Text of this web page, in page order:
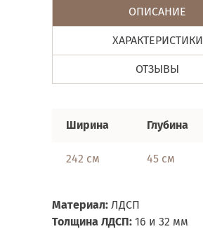
ОПИСАНИЕ
ХАРАКТЕРИСТИКИ
ОТЗЫВЫ
Ширина Глубина
242 см 45 см
Материал: ЛДСП
Толщина ЛДСП: 16 и 32 мм